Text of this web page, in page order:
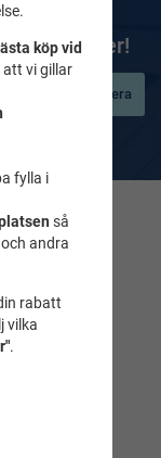
& nyheter!
Prenumerera
nyhetsbrev.
köp vid
vi gillar
fylla i
så
andra
rabatt
vilka
.